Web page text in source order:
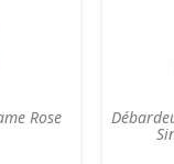
Rose